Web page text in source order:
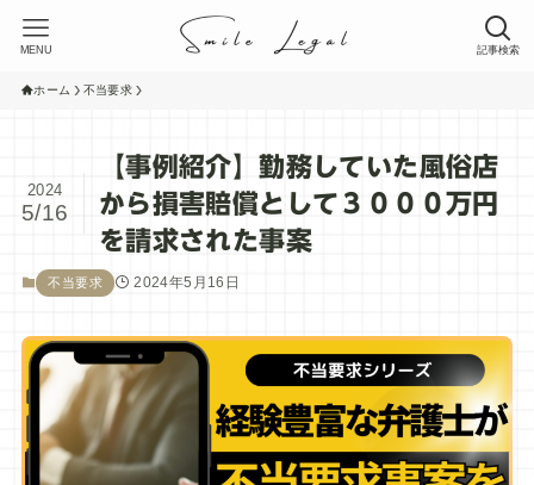
記事検索
MENU
ホーム 不当要求
【事例紹介】勤務していた風俗店
から損害賠償として３０００万円
を請求された事案
2024
5/16
不当要求 2024年5月16日